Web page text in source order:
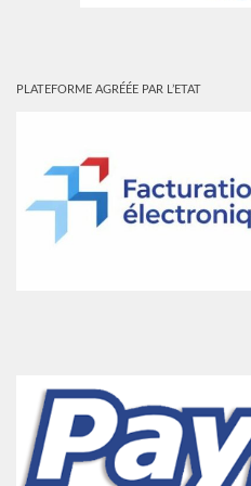
PLATEFORME AGRÉÉE PAR L’ETAT